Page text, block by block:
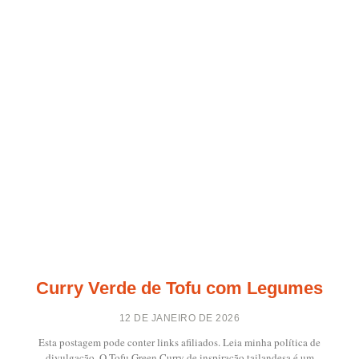
Curry Verde de Tofu com Legumes
12 DE JANEIRO DE 2026
Esta postagem pode conter links afiliados. Leia minha política de